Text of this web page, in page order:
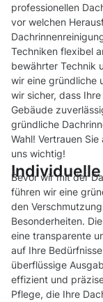
professionellen
vor welchen
Techniken flexibel
bewährter Technik
wir eine gründliche
wir sicher, dass
Gebäude
gründliche
Wahl! Vertrauen
uns wichtig!
Bevor wir mit der
führen wir eine
den
Besonderheiten.
eine transparente
auf Ihre
überflüssige
effizient und
Pflege, die Ihre